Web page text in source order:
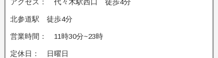
アクセス： 代々木駅西口 徒歩4分
北参道駅 徒歩4分
営業時間： 11時30分~23時
定休日： 日曜日